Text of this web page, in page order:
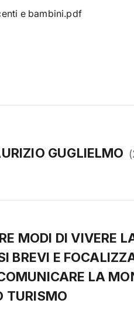
e bambini.pdf
GUGLIELMO (
MODI DI VIVERE
BREVI E
LA
TURISMO